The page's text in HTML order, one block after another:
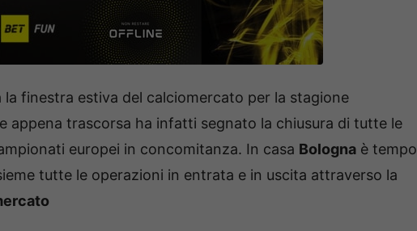
la finestra estiva del calciomercato per la stagione
appena trascorsa ha infatti segnato la chiusura di tutte le
europei in concomitanza. In casa Bologna è tempo
tutte le operazioni in entrata e in uscita attraverso la